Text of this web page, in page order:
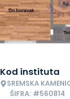
Kod instituta
SREMSKA
ŠIFRA: #560814